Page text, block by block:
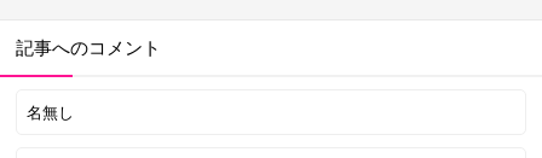
記事へのコメント